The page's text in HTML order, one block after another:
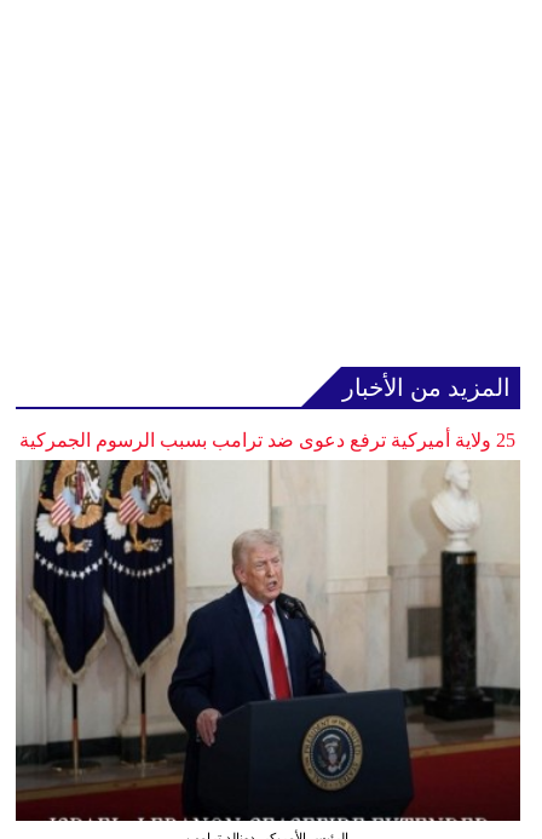
المزيد من الأخبار
25 ولاية أميركية ترفع دعوى ضد ترامب بسبب الرسوم الجمركية